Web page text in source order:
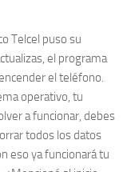
Telcel puso su
el programa
el teléfono.
operativo, tu
a funcionar, debes
todos los datos
eso ya funcionará tu